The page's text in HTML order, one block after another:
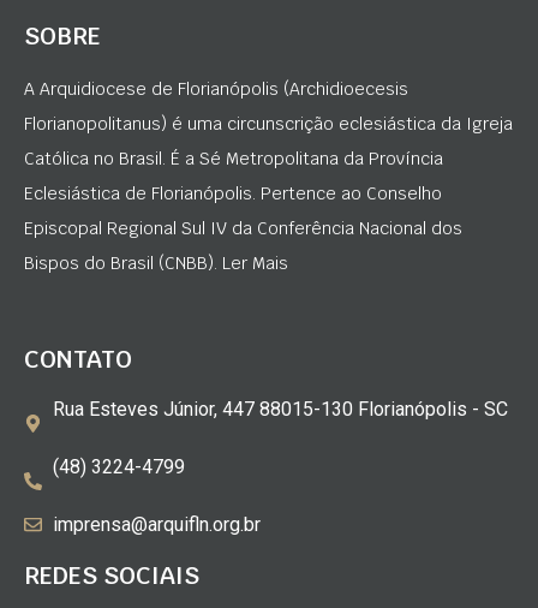
SOBRE
A Arquidiocese de Florianópolis (Archidioecesis
Florianopolitanus) é uma circunscrição eclesiástica da Igreja
Católica no Brasil. É a Sé Metropolitana da Província
Eclesiástica de Florianópolis. Pertence ao Conselho
Episcopal Regional Sul IV da Conferência Nacional dos
Bispos do Brasil (CNBB). Ler Mais
CONTATO
Rua Esteves Júnior, 447 88015-130 Florianópolis - SC
(48) 3224-4799
imprensa@arquifln.org.br
REDES SOCIAIS